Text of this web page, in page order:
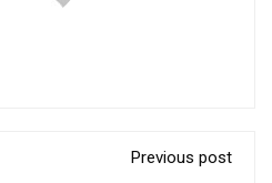
Previous post